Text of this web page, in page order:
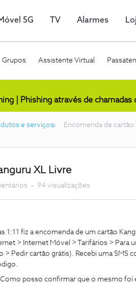
5G TV Alarmes
Grupos Assistente Virtual
| Phishing através de
e serviços Encomenda de cartão
XL Livre
94 visualizações
1:11 fiz a encomenda de um cartão
> Internet Móvel > Tarifários > Para
Pedir cartão grátis). Recebi uma SMS
posso confirmar que o mesmo